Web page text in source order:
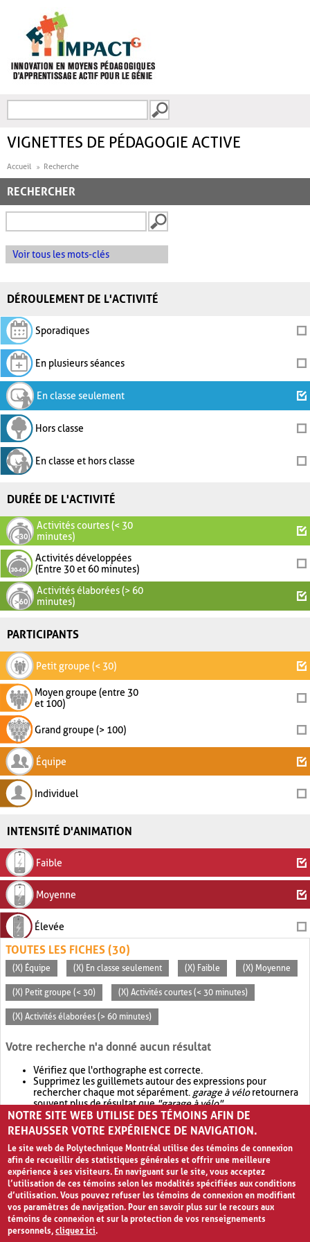
FORMULAIRE DE
VIGNETTES DE PÉDAGOGIE ACTIVE
Accueil Recherche
RECHERCHER
Voir tous les mots-clés
DÉROULEMENT DE L'ACTIVITÉ
Sporadiques
En plusieurs séances
En classe seulement
Hors classe
En classe et hors classe
DURÉE DE L'ACTIVITÉ
Activités courtes (< 30
minutes)
Activités développées
(Entre 30 et 60 minutes)
Activités élaborées (> 60
minutes)
PARTICIPANTS
Petit groupe (< 30)
Moyen groupe (entre 30
et 100)
Grand groupe (> 100)
Équipe
Individuel
INTENSITÉ D'ANIMATION
Faible
Moyenne
Élevée
TOUTES LES FICHES (30)
(X) Équipe (X) En classe seulement (X) Faible (X) Moyenne
(X) Petit groupe (< 30) (X) Activités courtes (< 30 minutes)
(X) Activités élaborées (> 60 minutes)
Votre recherche n'a donné aucun résultat
Vérifiez que l'orthographe est correcte.
Supprimez les guillemets autour des expressions pour
rechercher chaque mot séparément. garage à véloretournera
souvent plus de résultat que"garage à vélo".
Envisagez d'élargir votre recherche avec OR.garage OR vélo
retournera souvent plus de résultat quegarage à vélo
NOTRE SITE WEB UTILISE DES TÉMOINS AFIN DE
REHAUSSER VOTRE EXPÉRIENCE DE NAVIGATION.
Le site web de Polytechnique Montréal utilise des témoins de connexion
afin de recueillir des statistiques générales et offrir une meilleure
expérience à ses visiteurs. En naviguant sur le site, vous acceptez
l’utilisation de ces témoins selon les modalités spécifiées aux conditions
d’utilisation. Vous pouvez refuser les témoins de connexion en modifiant
vos paramètres de navigation. Pour en savoir plus sur le recours aux
témoins de connexion et sur la protection de vos renseignements
personnels,cliquez ici.